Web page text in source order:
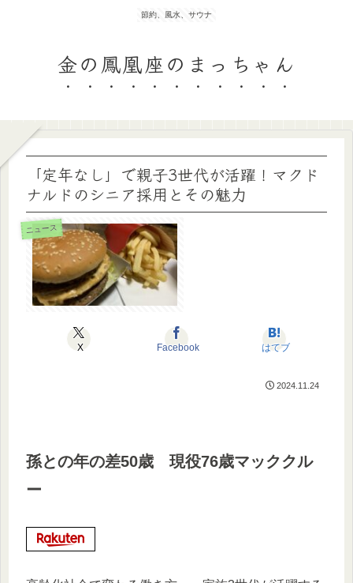
節約、風水、サウナ
金の鳳凰座のまっちゃん
「定年なし」で親子3世代が活躍！マクド
ナルドのシニア採用とその魅力
ニュース
X Facebook はてブ
2024.11.24
孫との年の差50歳 現役76歳マッククル
ー